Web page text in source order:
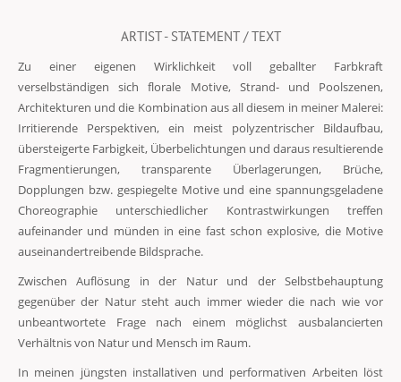
ARTIST - STATEMENT / TEXT
Zu einer eigenen Wirklichkeit voll geballter Farbkraft
verselbständigen sich florale Motive, Strand- und Poolszenen,
Architekturen und die Kombination aus all diesem in meiner Malerei:
Irritierende Perspektiven, ein meist polyzentrischer Bildaufbau,
übersteigerte Farbigkeit, Überbelichtungen und daraus resultierende
Fragmentierungen, transparente Überlagerungen, Brüche,
Dopplungen bzw. gespiegelte Motive und eine spannungsgeladene
Choreographie unterschiedlicher Kontrastwirkungen treffen
aufeinander und münden in eine fast schon explosive, die Motive
auseinandertreibende Bildsprache.
Zwischen Auflösung in der Natur und der Selbstbehauptung
gegenüber der Natur steht auch immer wieder die nach wie vor
unbeantwortete Frage nach einem möglichst ausbalancierten
Verhältnis von Natur und Mensch im Raum.
In meinen jüngsten installativen und performativen Arbeiten löst